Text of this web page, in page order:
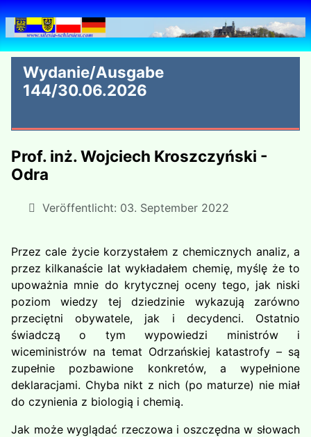
Wydanie/Ausgabe
144/30.06.2026
Prof. inż. Wojciech Kroszczyński -
Odra
Veröffentlicht: 03. September 2022
Przez cale życie korzystałem z chemicznych analiz, a
przez kilkanaście lat wykładałem chemię, myślę że to
upoważnia mnie do krytycznej oceny tego, jak niski
poziom wiedzy tej dziedzinie wykazują zarówno
przeciętni obywatele, jak i decydenci. Ostatnio
świadczą o tym wypowiedzi ministrów i
wiceministrów na temat Odrzańskiej katastrofy – są
zupełnie pozbawione konkretów, a wypełnione
deklaracjami. Chyba nikt z nich (po maturze) nie miał
do czynienia z biologią i chemią.
Jak może wyglądać rzeczowa i oszczędna w słowach